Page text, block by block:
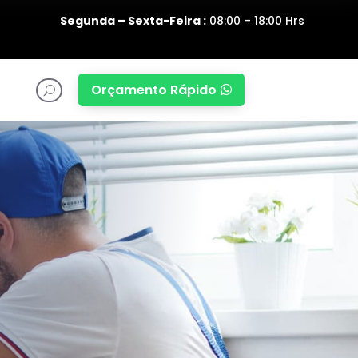
Segunda – Sexta-Feira :08:00 – 18:00 Hrs
U Orçamento Rápido 